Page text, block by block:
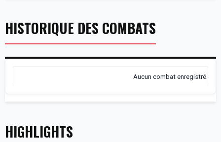
HISTORIQUE DES COMBATS
Aucun combat enregistré.
HIGHLIGHTS